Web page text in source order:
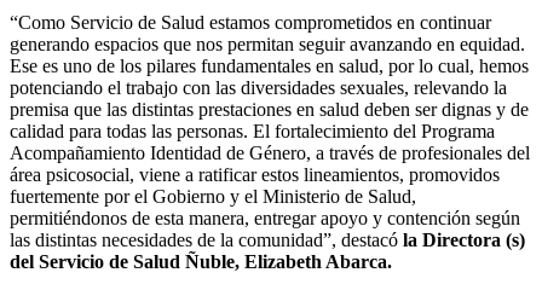
“Como Servicio de Salud estamos comprometidos en continuar
generando espacios que nos permitan seguir avanzando en equidad.
Ese es uno de los pilares fundamentales en salud, por lo cual, hemos
potenciando el trabajo con las diversidades sexuales, relevando la
premisa que las distintas prestaciones en salud deben ser dignas y de
calidad para todas las personas. El fortalecimiento del Programa
Acompañamiento Identidad de Género, a través de profesionales del
área psicosocial, viene a ratificar estos lineamientos, promovidos
fuertemente por el Gobierno y el Ministerio de Salud,
permitiéndonos de esta manera, entregar apoyo y contención según
las distintas necesidades de la comunidad”, destacó la Directora (s)
del Servicio de Salud Ñuble, Elizabeth Abarca.